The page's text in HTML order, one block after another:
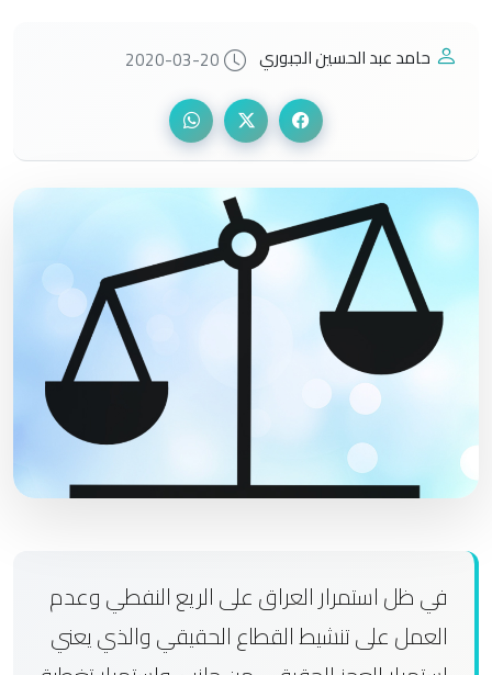
حامد عبد الحسين الجبوري 2020-03-20
في ظل استمرار العراق على الريع النفطي وعدم
العمل على تنشيط القطاع الحقيقي والذي يعني